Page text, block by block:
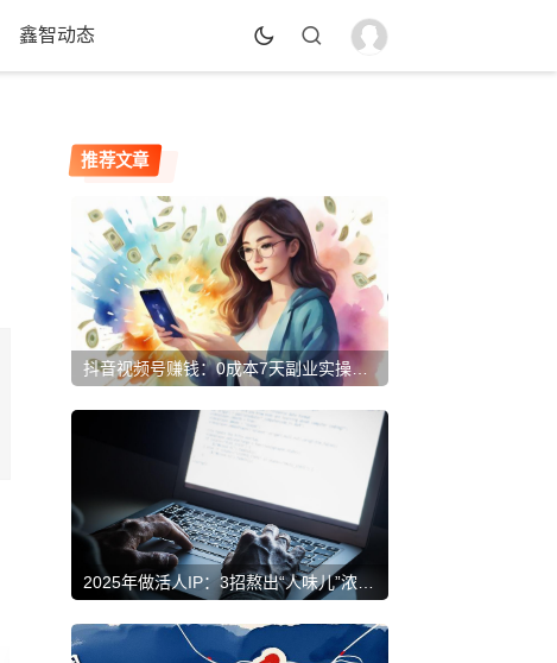
鑫智动态
推荐文章
抖音视频号赚钱：0成本7天副业实操，保姆级教程！(避坑指南)